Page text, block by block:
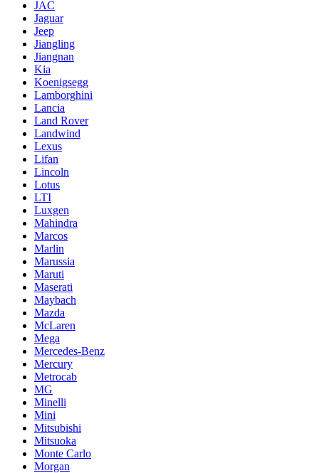
JAC
Jaguar
Jeep
Jiangling
Jiangnan
Kia
Koenigsegg
Lamborghini
Lancia
Land Rover
Landwind
Lexus
Lifan
Lincoln
Lotus
LTI
Luxgen
Mahindra
Marcos
Marlin
Marussia
Maruti
Maserati
Maybach
Mazda
McLaren
Mega
Mercedes-Benz
Mercury
Metrocab
MG
Minelli
Mini
Mitsubishi
Mitsuoka
Monte Carlo
Morgan